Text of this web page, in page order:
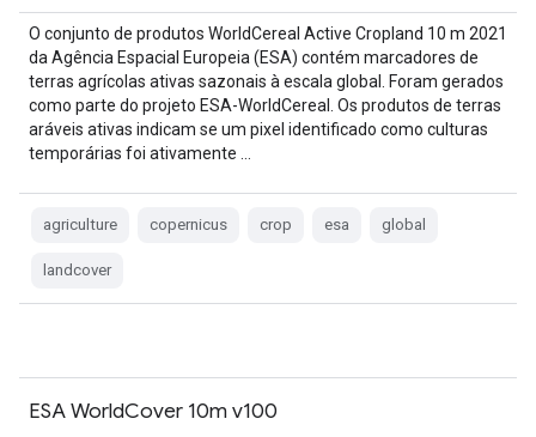
O conjunto de produtos WorldCereal Active Cropland 10 m 2021
da Agência Espacial Europeia (ESA) contém marcadores de
terras agrícolas ativas sazonais à escala global. Foram gerados
como parte do projeto ESA-WorldCereal. Os produtos de terras
aráveis ativas indicam se um pixel identificado como culturas
temporárias foi ativamente …
agriculture copernicus crop esa global
landcover
ESA WorldCover 10m v100